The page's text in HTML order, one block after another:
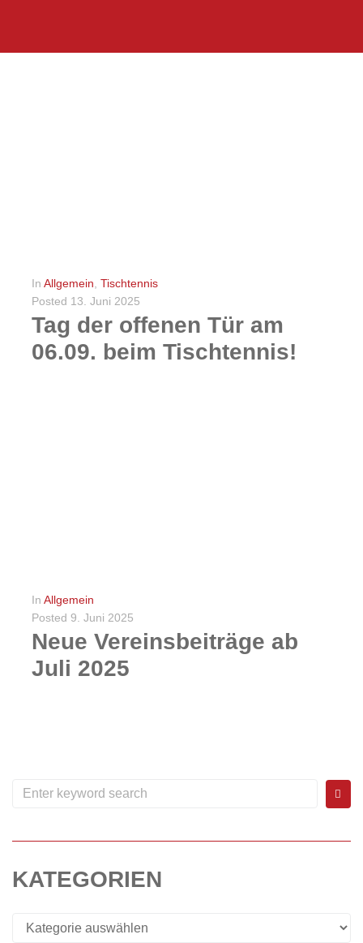
In Allgemein Tischtennis
Posted 13. Juni 2025
Tag der offenen Tür am
06.09. beim Tischtennis!
In Allgemein
Posted 9. Juni 2025
Neue Vereinsbeiträge ab
Juli 2025
KATEGORIEN